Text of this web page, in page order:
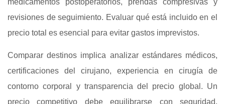
medicamentos postoperatorios, prendas compresivas y
revisiones de seguimiento. Evaluar qué está incluido en el
precio total es esencial para evitar gastos imprevistos.
Comparar destinos implica analizar estándares médicos,
certificaciones del cirujano, experiencia en cirugía de
contorno corporal y transparencia del precio global. Un
precio competitivo debe equilibrarse con seguridad,